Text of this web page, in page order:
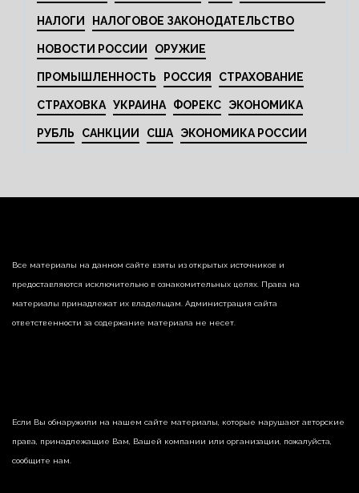
НАЛОГИ НАЛОГОВОЕ ЗАКОНОДАТЕЛЬСТВО
НОВОСТИ РОССИИ ОРУЖИЕ
ПРОМЫШЛЕННОСТЬ РОССИЯ СТРАХОВАНИЕ
СТРАХОВКА УКРАИНА ФОРЕКС ЭКОНОМИКА
РУБЛЬ САНКЦИИ США ЭКОНОМИКА РОССИИ
Все материалы на данном сайте взяты из открытых источников и
предоставляются исключительно в ознакомительных целях. Права на
материалы принадлежат их владельцам. Администрация сайта
ответственности за содержание материала не несет.
Если Вы обнаружили на нашем сайте материалы, которые нарушают авторские
права, принадлежащие Вам, Вашей компании или организации, пожалуйста,
сообщите нам.